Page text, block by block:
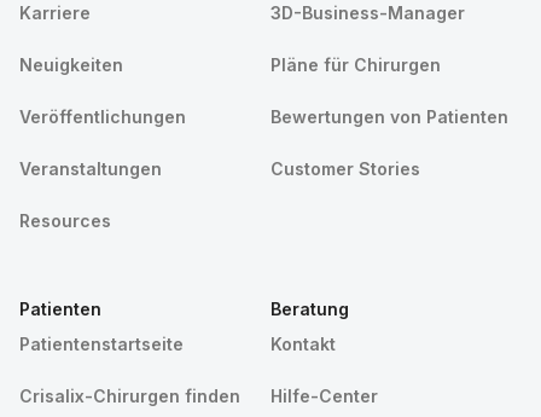
Karriere
Neuigkeiten
Veröffentlichungen
Veranstaltungen
Resources
3D-Business-Manager
Pläne für Chirurgen
Bewertungen von Patienten
Customer Stories
Patienten
Patientenstartseite
Crisalix-Chirurgen finden
Beratung
Kontakt
Hilfe-Center